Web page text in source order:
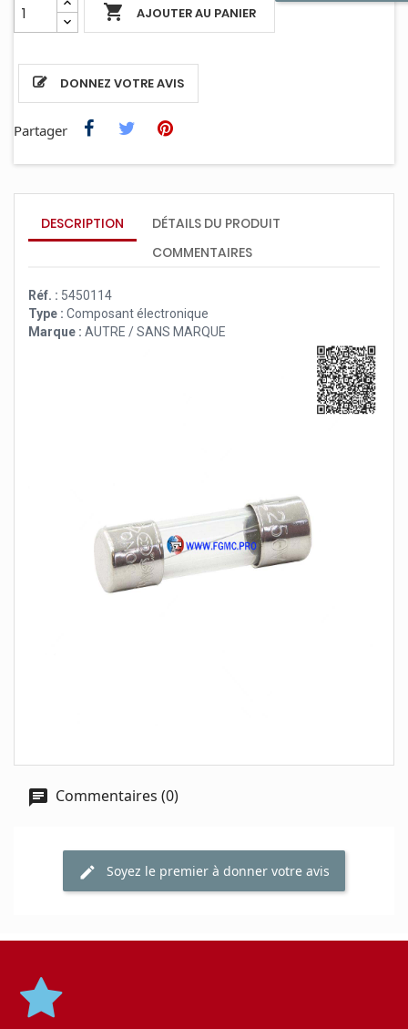
 AJOUTER AU PANIER
DONNEZ VOTRE AVIS
Partager
DESCRIPTION
DÉTAILS DU PRODUIT
COMMENTAIRES
Réf. : 5450114
Type : Composant électronique
Marque : AUTRE / SANS MARQUE
Commentaires (0)
Soyez le premier à donner votre avis